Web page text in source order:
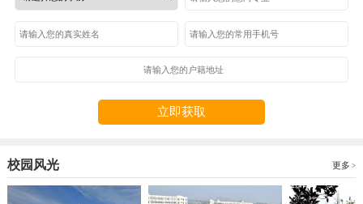
立即获取
校园风光 更多